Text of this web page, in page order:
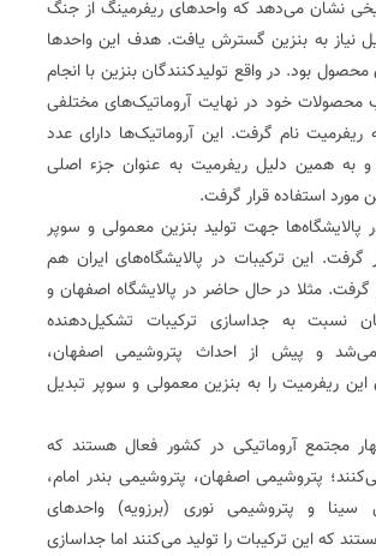
نشان می‌دهد که واحدهای ریفرمینگ از جنگ
نیاز به بنزین گسترش یافت. هدف این واحدها
بود. در واقع تولیدکنندگان بنزین با انجام
محصولات خود در نهایت آروماتیک‌های مختلفی
ریفرمیت نام گرفت. این آروماتیک‌ها دارای عدد
و به همین دلیل ریفرمیت به عنوان جزء اصلی
مورد استفاده قرار گرفت.
پالایشگاه‌ها جهت تولید بنزین معمولی و سوپر
گرفت. این ترکیبات در پالایشگاه‌های ایران هم
گرفت. مثلا در حال حاضر در پالایشگاه اصفهان و
نسبت به جداسازی ترکیبات تشکیل‌دهنده
می‌شد و پیش از احداث پتروشیمی اصفهان،
این ریفرمیت را به بنزین معمولی و سوپر تبدیل
مجتمع آروماتیکی در کشور فعال هستند که
پتروشیمی اصفهان، پتروشیمی بندر امام،
سینا و پتروشیمی نوری (برزویه) واحدهای
که این ترکیبات را تولید می‌کنند اما جداسازی